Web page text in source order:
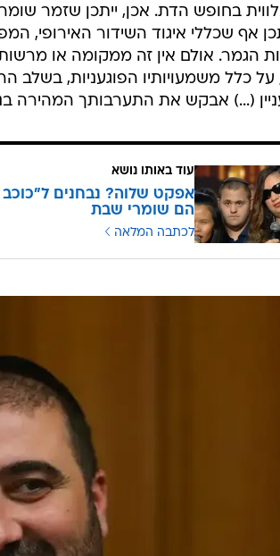
בחופש הדת. אכן, ייתכן שזמר
אף שכללי איגוד השידור האירופי,
הגמר. אולם אין זה ממקומה או
על כלל משמעויותיו הפוגעניות, בשלב
(...) אבקש את התערבותך המהירה
עוד באותו נושא
אפקט שלוה? נבחנים
הם שומרי שבת
לכתבה המלאה